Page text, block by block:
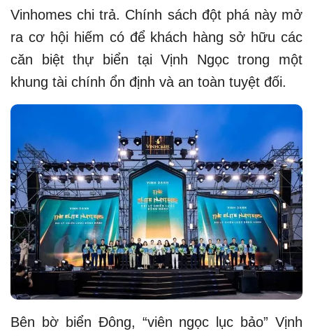
Vinhomes chi trả. Chính sách đột phá này mở
ra cơ hội hiếm có để khách hàng sở hữu các
căn biệt thự biển tại Vịnh Ngọc trong một
khung tài chính ổn định và an toàn tuyệt đối.
Bên bờ biển Đông, “viên ngọc lục bảo” Vịnh